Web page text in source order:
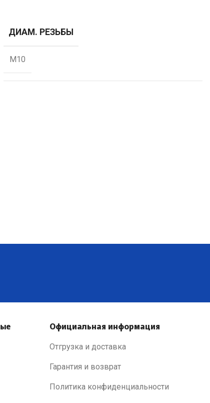
ДИАМ. РЕЗЬБЫ
М10
Официальная информация
Отгрузка и доставка
Гарантия и возврат
Политика конфиденциальности